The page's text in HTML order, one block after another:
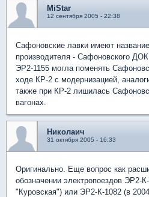
MiStar
12 сентября 2005 - 22:38
Сафоновские лавки имеют
производителя - Сафоновского
ЭР2-1155 могла поменять
ходе КР-2 с модернизацией,
также при КР-2 лишилась
вагонах.
Николаич
31 октября 2005 - 16:33
Оригинально. Еще вопрос как
обозначении электропоездов ЭР2-
"Куровская") или ЭР2-К-1082 (в